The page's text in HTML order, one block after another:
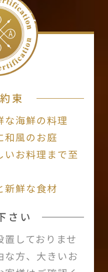
束
な海鮮の料理
和風のお庭
いお料理まで至
新鮮な食材
さい
置しておりませ
な方、大きいお